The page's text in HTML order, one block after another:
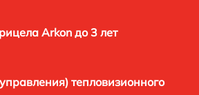
Arkon до 3 лет
тепловизионного